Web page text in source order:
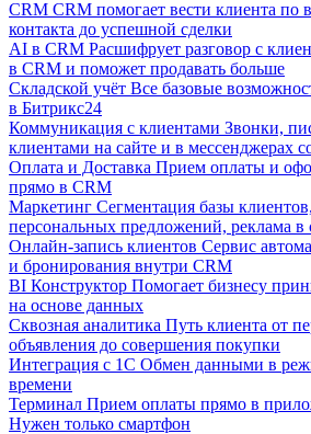
CRM CRM помогает вести клиента по
контакта до успешной сделки
AI в CRM Расшифрует разговор с
в CRM и поможет продавать больше
Складской учёт Все базовые
в Битрикс24
Коммуникация с клиентами Звонки,
клиентами на сайте и в мессенджерах
Оплата и Доставка Прием оплаты и
прямо в CRM
Маркетинг Сегментация базы
персональных предложений, реклама в
Онлайн-запись клиентов Сервис
и бронирования внутри CRM
BI Конструктор Помогает бизнесу
на основе данных
Сквозная аналитика Путь клиента от
объявления до совершения покупки
Интеграция с 1С Обмен данными в
времени
Терминал Прием оплаты прямо в
Нужен только смартфон